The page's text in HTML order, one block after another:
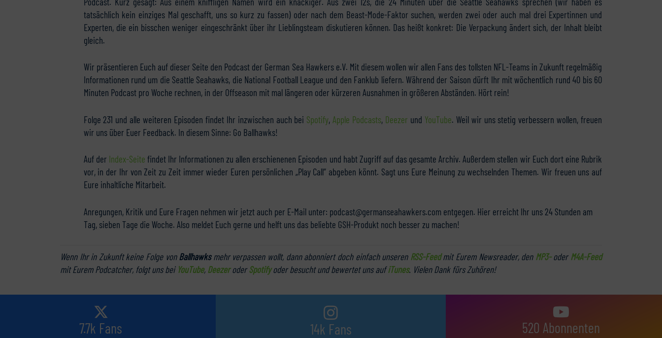
tatsächlich kein einziges Mal geschafft, uns so kurz zu fassen) oder nach dem Beast-Mode-Faktor suchen, werden zwei oder auch mal drei Expertinnen und
Experten, die ein bisschen weniger eingeschränkt über ihr Lieblingsteam diskutieren können. Das heißt konkret: Die Verpackung ändert sich, der Inhalt bleibt
gleich.
Wir präsentieren Euch auf dieser Seite den Podcast der German Sea Hawkers e.V. Mit diesem wollen wir allen Fans des tollsten NFL-Teams in Zukunft regelmäßig
Informationen rund um die Seattle Seahawks, die National Football League und den Fanklub liefern. Während der Saison dürft Ihr mit wöchentlich rund 40 bis 60
Minuten Podcast pro Woche rechnen, in der Offseason mit mal längeren oder kürzeren Ausnahmen in größeren Abständen. Hört rein!
Folge 231 und alle weiteren Episoden findet Ihr inzwischen auch bei Spotify, Apple Podcasts, Deezer und YouTube. Weil wir uns stetig verbessern wollen, freuen
wir uns über Euer Feedback. In diesem Sinne: Go Ballhawks!
Auf der Index-Seite findet Ihr Informationen zu allen erschienenen Episoden und habt Zugriff auf das gesamte Archiv. Außerdem stellen wir Euch dort eine Rubrik
vor, in der Ihr von Zeit zu Zeit immer wieder Euren persönlichen „Play Call“ abgeben könnt. Sagt uns Eure Meinung zu wechselnden Themen. Wir freuen uns auf
Eure inhaltliche Mitarbeit.
Anregungen, Kritik und Eure Fragen nehmen wir jetzt auch per E-Mail unter: podcast@germanseahawkers.com entgegen. Hier erreicht Ihr uns 24 Stunden am
Tag, sieben Tage die Woche. Also meldet Euch gerne und helft uns das beliebte GSH-Produkt noch besser zu machen!
Wenn Ihr in Zukunft keine Folge von Ballhawksmehr verpassen wollt, dann abonniert doch einfach unseren RSS-Feedmit Eurem Newsreader, den MP3-oder M4A-Feed
mit Eurem Podcatcher, folgt uns bei YouTube, DeezeroderSpotifyoder besucht und bewertet uns aufiTunes. Vielen Dank fürs Zuhören!
7.7k Fans 14k Fans 520 Abonnenten